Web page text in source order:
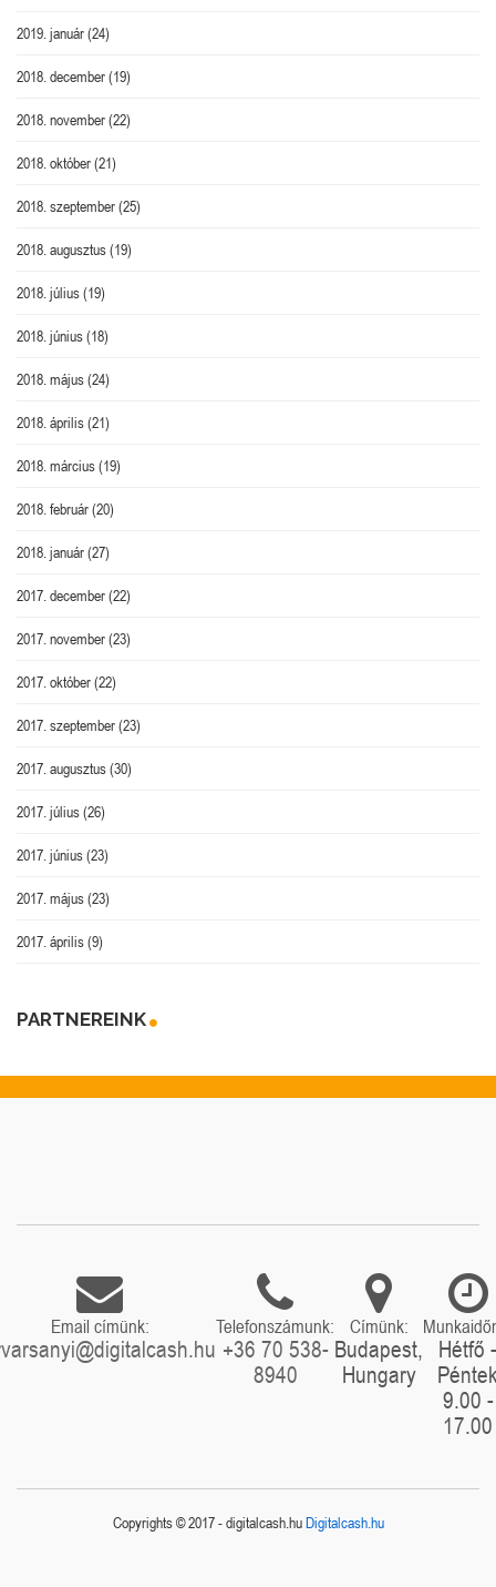
2019. január(24)
2018. december(19)
2018. november(22)
2018. október(21)
2018. szeptember(25)
2018. augusztus(19)
2018. július(19)
2018. június(18)
2018. május(24)
2018. április(21)
2018. március(19)
2018. február(20)
2018. január(27)
2017. december(22)
2017. november(23)
2017. október(22)
2017. szeptember(23)
2017. augusztus(30)
2017. július(26)
2017. június(23)
2017. május(23)
2017. április(9)
PARTNEREINK
Email címünk: Telefonszámunk:
+36 70 538-
8940
Címünk:
Budapest,
Hungary
Hétfő -
9.00 -
17.00
Copyrights © 2017 - digitalcash.huDigitalcash.hu